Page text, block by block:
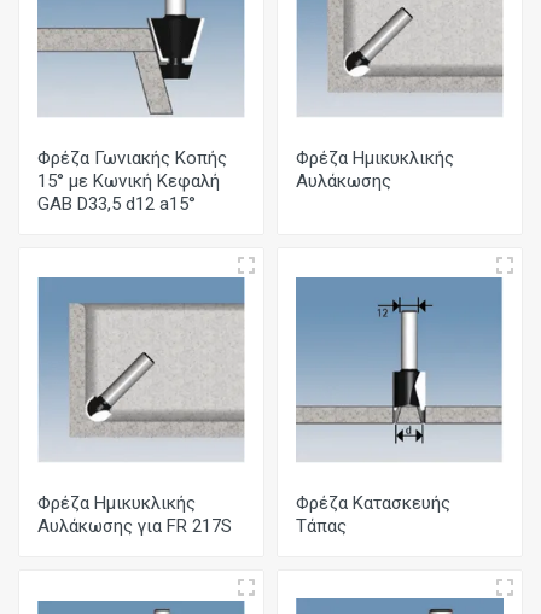
Φρέζα Γωνιακής Κοπής
15° με Κωνική Κεφαλή
GAB D33,5 d12 a15°
Φρέζα Ημικυκλικής
Αυλάκωσης
Φρέζα Ημικυκλικής
Αυλάκωσης για FR 217S
Φρέζα Κατασκευής
Τάπας